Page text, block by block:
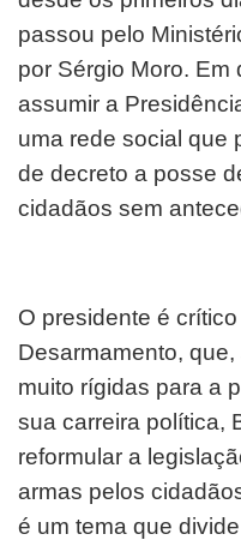
passou pelo
por Sérgio Moro. Em
assumir a
uma rede social que
de decreto a posse
cidadãos sem
O presidente é
Desarmamento,
muito rígidas para a
sua carreira política,
reformular a
armas pelos
é um tema que